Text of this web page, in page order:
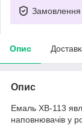
Замовлення
Опис
Опис
Емаль ХВ-113
наповнювачів у